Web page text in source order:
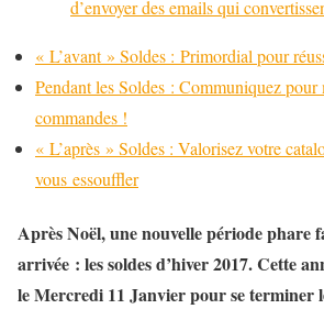
d’envoyer des emails qui
« L’avant » Soldes : Primordial pour
Pendant les Soldes : Communiquez
commandes !
« L’après » Soldes : Valorisez votre
vous essouffler
Après Noël, une nouvelle période phare
arrivée : les soldes d’hiver 2017. Cette
le Mercredi 11 Janvier pour se terminer